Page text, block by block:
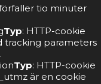
tio minuter
Typ: HTTP-cookie
tracking parameters
Typ: HTTP-cookie
är en cookie